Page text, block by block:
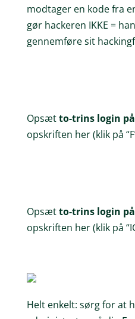
modtager en kode fra
gør hackeren IKKE =
gennemføre sit
Opsætto-trins login
opskriften her (klik på
Opsætto-trins login
opskriften her (klik på
Helt enkelt: sørg for at